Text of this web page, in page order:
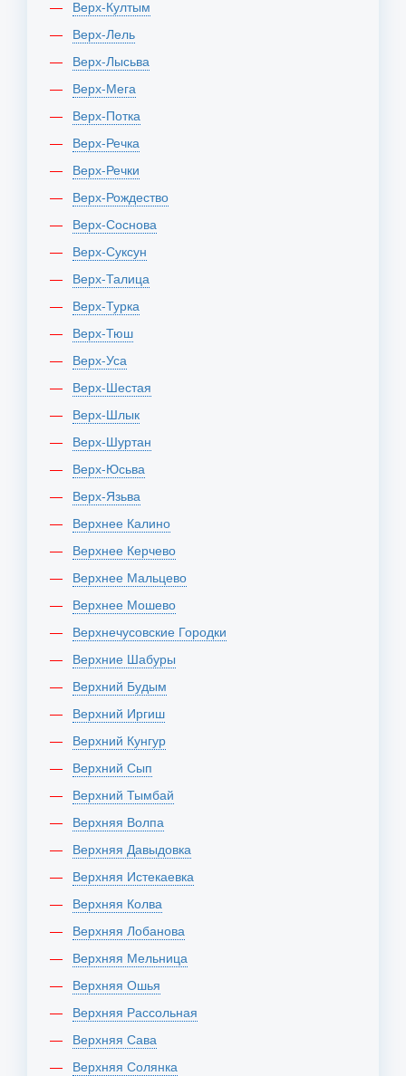
Верх-Култым
Верх-Лель
Верх-Лысьва
Верх-Мега
Верх-Потка
Верх-Речка
Верх-Речки
Верх-Рождество
Верх-Соснова
Верх-Суксун
Верх-Талица
Верх-Турка
Верх-Тюш
Верх-Уса
Верх-Шестая
Верх-Шлык
Верх-Шуртан
Верх-Юсьва
Верх-Язьва
Верхнее Калино
Верхнее Керчево
Верхнее Мальцево
Верхнее Мошево
Верхнечусовские Городки
Верхние Шабуры
Верхний Будым
Верхний Иргиш
Верхний Кунгур
Верхний Сып
Верхний Тымбай
Верхняя Волпа
Верхняя Давыдовка
Верхняя Истекаевка
Верхняя Колва
Верхняя Лобанова
Верхняя Мельница
Верхняя Ошья
Верхняя Рассольная
Верхняя Сава
Верхняя Солянка